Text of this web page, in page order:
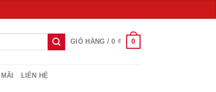
GIỎ HÀNG /0 ₫ 0
LIÊN HỆ